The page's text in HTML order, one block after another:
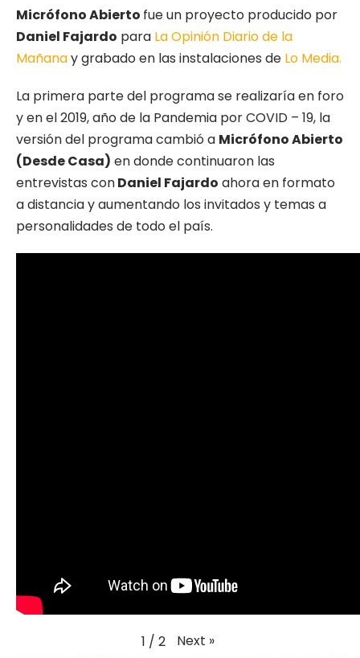
Micrófono Abierto fue un proyecto producido por
Daniel Fajardo para La Opinión Diario de la
Mañanay grabado en las instalaciones de Lo Media.
La primera parte del programa se realizaría en foro
y en el 2019, año de la Pandemia por COVID – 19, la
versión del programa cambió a Micrófono Abierto
(Desde Casa) en donde continuaron las
entrevistas conDaniel Fajardo ahora en formato
a distancia y aumentando los invitados y temas a
personalidades de todo el país.
1 / 2 Next »